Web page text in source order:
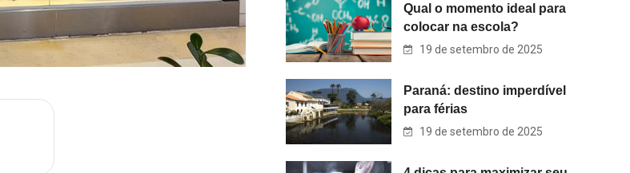
Qual o momento ideal para
colocar na escola?
19 de setembro de 2025
Paraná: destino imperdível
para férias
19 de setembro de 2025